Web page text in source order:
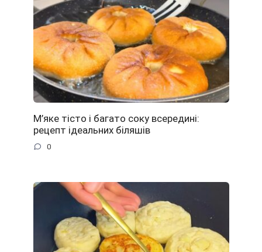
М’яке тісто і багато соку всередині:
рецепт ідеальних біляшів
0